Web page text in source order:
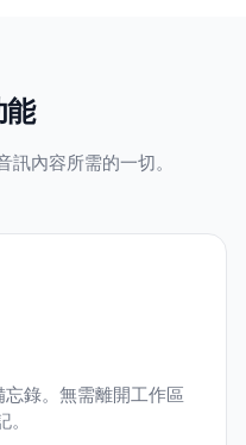
能
內容所需的一切。
錄。無需離開工作區